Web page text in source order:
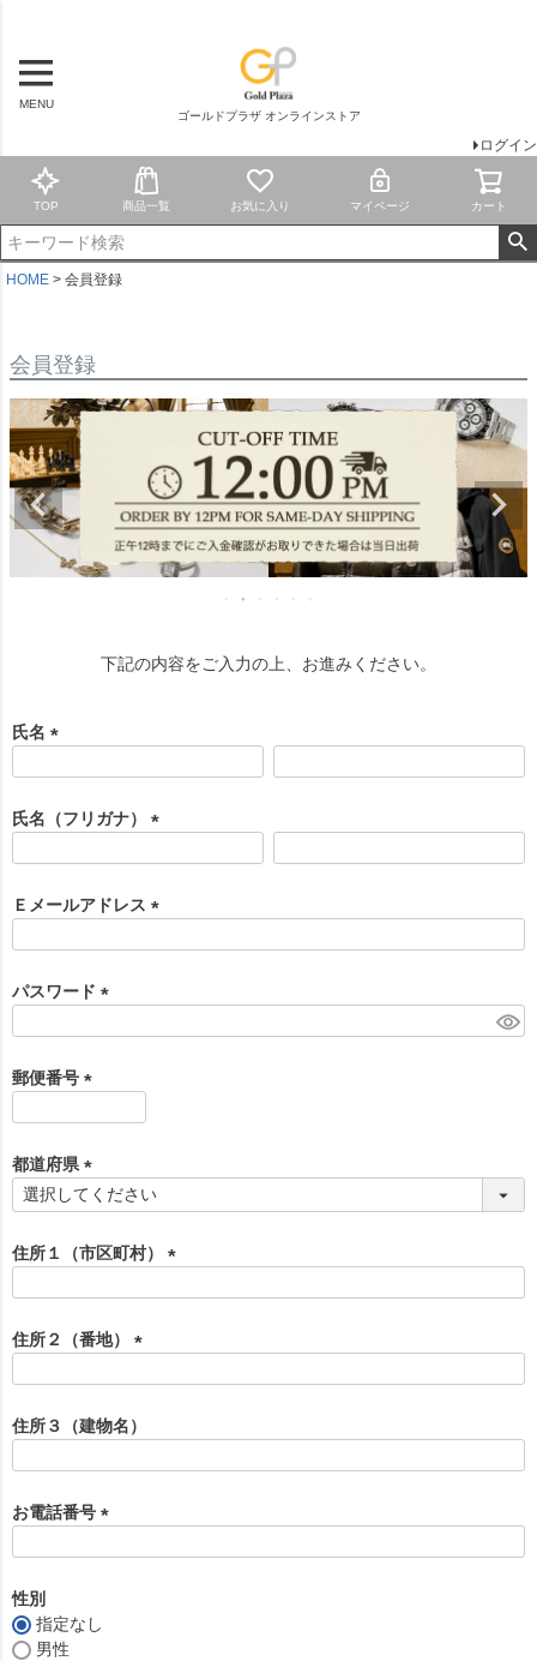
MENU
ゴールドプラザ オンラインストア
ログイン
TOP 商品一覧 お気に入り マイページ カート
HOME 会員登録
会員登録
下記の内容をご入力の上、お進みください。
氏名
須
)
氏名（フリガナ）
須
)
Ｅメールアドレス
)
パスワード
)
郵便番号
須
)
都道府県
(
須
)
住所１（市区町村）
)
住所２（番地）
須
)
住所３（建物名）
お電話番号
性別
指定なし
男性